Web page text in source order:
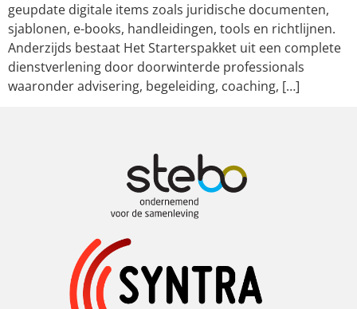
geupdate digitale items zoals juridische documenten,
sjablonen, e-books, handleidingen, tools en richtlijnen.
Anderzijds bestaat Het Starterspakket uit een complete
dienstverlening door doorwinterde professionals
waaronder advisering, begeleiding, coaching, […]